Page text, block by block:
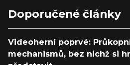
Doporučené články
Videoherní poprvé:
mechanismů, bez nichž si